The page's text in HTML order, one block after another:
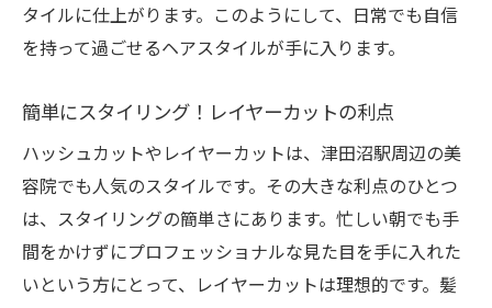
タイルに仕上がります。このようにして、日常でも自信
を持って過ごせるヘアスタイルが手に入ります。
簡単にスタイリング！レイヤーカットの利点
ハッシュカットやレイヤーカットは、津田沼駅周辺の美
容院でも人気のスタイルです。その大きな利点のひとつ
は、スタイリングの簡単さにあります。忙しい朝でも手
間をかけずにプロフェッショナルな見た目を手に入れた
いという方にとって、レイヤーカットは理想的です。髪